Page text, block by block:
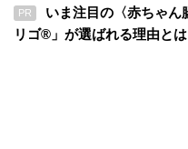
PR
いま注目の〈赤ちゃん
リゴ®」が選ばれる理由とは